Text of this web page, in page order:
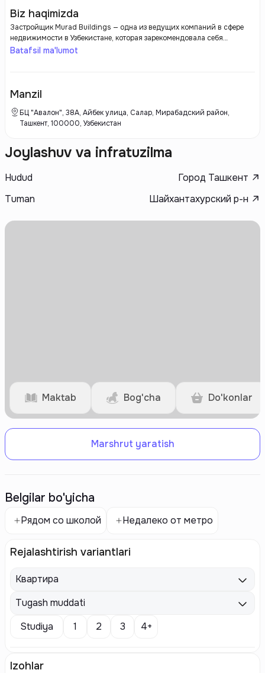
Biz haqimizda
Застройщик Murad Buildings — одна из ведущих компаний в сфере
недвижимости в Узбекистане, которая зарекомендовала себя
благодаря качеству своих проектов и современным архитектурным
работы.
Batafsil ma'lumot
Manzil
БЦ "Авалон", 38А, Айбек улица, Салар, Мирабадский район,
Ташкент, 100000, Узбекистан
Joylashuv va infratuzilma
Hudud
Город Ташкент
Tuman
Шайхантахурский р-н
Maktab Bog'cha Do'konlar
Marshrut yaratish
Belgilar bo'yicha
Рядом со школой Недалеко от метро
Rejalashtirish variantlari
Квартира
Tugash muddati
Studiya
1 2 3 4+
Izohlar